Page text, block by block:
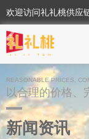
欢迎访问礼礼桃供应
REASONABLE PRICES,
以合理的价格、
新闻资讯